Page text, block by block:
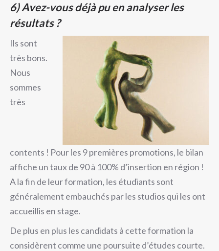
6)Avez-vous déjà pu en analyser les
résultats ?
Ils sont
très bons.
Nous
sommes
très
contents ! Pour les 9 premières promotions, le bilan
affiche un taux de 90 à 100% d’insertion en région !
A la fin de leur formation, les étudiants sont
généralement embauchés par les studios qui les ont
accueillis en stage.
De plus en plus les candidats à cette formation la
considèrent comme une poursuite d’études courte.